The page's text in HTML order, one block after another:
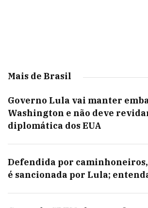
Mais de Brasil
Governo Lula vai manter
Washington e não deve
diplomática dos EUA
Defendida por
é sancionada por Lula;